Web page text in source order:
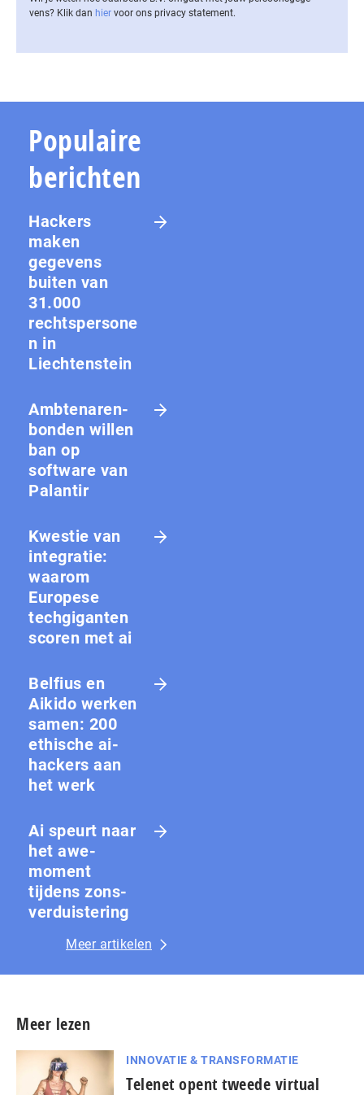
vens? Klik dan hier voor ons privacy statement.
Populaire
berichten
Hackers
maken
gegevens
buiten van
31.000
rechtspersone
n in
Liechtenstein
Amb­te­na­ren­
bon­den willen
ban op
software van
Palantir
Kwestie van
integratie:
waarom
Europese
techgiganten
scoren met ai
Belfius en
Aikido werken
samen: 200
ethische ai-
hackers aan
het werk
Ai speurt naar
het awe-
moment
tijdens zons­
ver­duis­te­ring
Meer artikelen
Meer lezen
INNOVATIE & TRANSFORMATIE
Telenet opent tweede virtual